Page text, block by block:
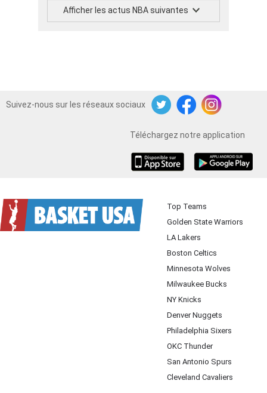
Afficher les actus NBA suivantes
Suivez-nous sur les réseaux sociaux
TwitterFacebookInstagram
Téléchargez notre application
Top Teams
Golden State Warriors
LA Lakers
Boston Celtics
Minnesota Wolves
Milwaukee Bucks
NY Knicks
Denver Nuggets
Philadelphia Sixers
OKC Thunder
San Antonio Spurs
Cleveland Cavaliers